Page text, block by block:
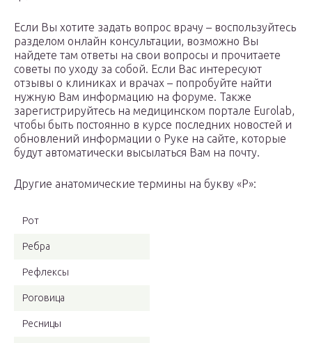
Если Вы хотите задать вопрос врачу – воспользуйтесь
разделом онлайн консультации, возможно Вы
найдете там ответы на свои вопросы и прочитаете
советы по уходу за собой. Если Вас интересуют
отзывы о клиниках и врачах – попробуйте найти
нужную Вам информацию на форуме. Также
зарегистрируйтесь на медицинском портале Eurolab,
чтобы быть постоянно в курсе последних новостей и
обновлений информации о Руке на сайте, которые
будут автоматически высылаться Вам на почту.
Другие анатомические термины на букву «Р»:
Рот
Ребра
Рефлексы
Роговица
Ресницы